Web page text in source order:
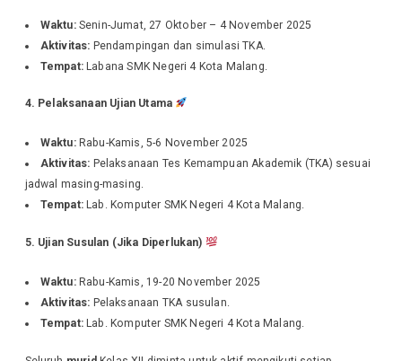
Waktu:Senin-Jumat, 27 Oktober – 4 November 2025
Aktivitas: Pendampingan dan simulasi TKA.
Tempat:Labana SMK Negeri 4 Kota Malang.
4. Pelaksanaan Ujian Utama
Waktu:Rabu-Kamis, 5-6 November 2025
Aktivitas: Pelaksanaan Tes Kemampuan Akademik (TKA) sesuai
jadwal masing-masing.
Tempat:Lab. Komputer SMK Negeri 4 Kota Malang.
5. Ujian Susulan (Jika Diperlukan)
Waktu:Rabu-Kamis, 19-20 November 2025
Aktivitas: Pelaksanaan TKA susulan.
Tempat:Lab. Komputer SMK Negeri 4 Kota Malang.